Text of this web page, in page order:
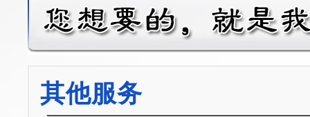
其他服务